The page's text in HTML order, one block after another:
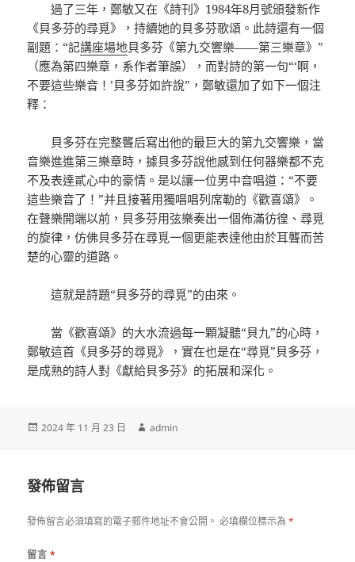
過了三年，鄭敏又在《詩刊》1984年8月號頒發新作
《貝多芬的尋覓》，持續她的貝多芬歌頌。此詩還有一個
副題：“記講座場地貝多芬《第九交響樂——第三樂章》”
（應為第四樂章，系作者筆誤），而對詩的第一句“‘啊，
不要這些樂音！’貝多芬如許說”，鄭敏還加了如下一個注
釋：
貝多芬在完整聾后寫出他的最巨大的第九交響樂，當
音樂進進第三樂章時，據貝多芬說他感到任何器樂都不克
不及表達貳心中的豪情。是以讓一位男中音唱道：“不要
這些樂音了！”并且接著用獨唱唱列席勒的《歡喜頌》。
在聲樂開端以前，貝多芬用弦樂奏出一個佈滿彷徨、尋覓
的旋律，仿佛貝多芬在尋覓一個更能表達他由於耳聾而苦
楚的心靈的道路。
這就是詩題“貝多芬的尋覓”的由來。
當《歡喜頌》的大水流過每一顆凝聽“貝九”的心時，
鄭敏這首《貝多芬的尋覓》，實在也是在“尋覓”貝多芬，
是成熟的詩人對《獻給貝多芬》的拓展和深化。
發
2024 年 11 月 23 日
作
admin
發佈留言
發佈留言必須填寫的電子郵件地址不會公開。 必填欄位標示為*
留言 *